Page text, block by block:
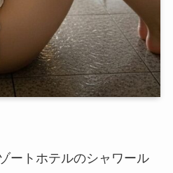
ートホテルのシャワール